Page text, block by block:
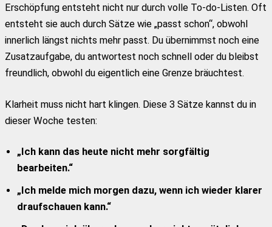
Erschöpfung entsteht nicht nur durch volle To-do-Listen. Oft
entsteht sie auch durch Sätze wie „passt schon“, obwohl
innerlich längst nichts mehr passt. Du übernimmst noch eine
Zusatzaufgabe, du antwortest noch schnell oder du bleibst
freundlich, obwohl du eigentlich eine Grenze bräuchtest.
Klarheit muss nicht hart klingen. Diese 3 Sätze kannst du in
dieser Woche testen:
„Ich kann das heute nicht mehr sorgfältig
bearbeiten.“
„Ich melde mich morgen dazu, wenn ich wieder klarer
draufschauen kann.“